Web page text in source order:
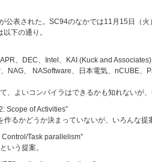
公表された。SC94のなかでは11月15日（
下の通り。
、DEC、Intel、KAI (Kuck and
NAG、 NASoftware、日本電気、nCUBE
、よいコンパイラはできるかも知れないが
Scope of Activities”
るかどうか決まっていないが、いろんな提
Task parallelism”
いう提案。